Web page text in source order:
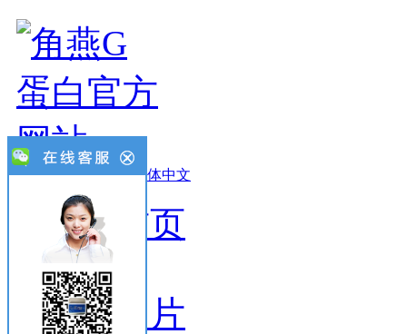
设为首页-收藏本站-繁体中文
网站首页
产品图片